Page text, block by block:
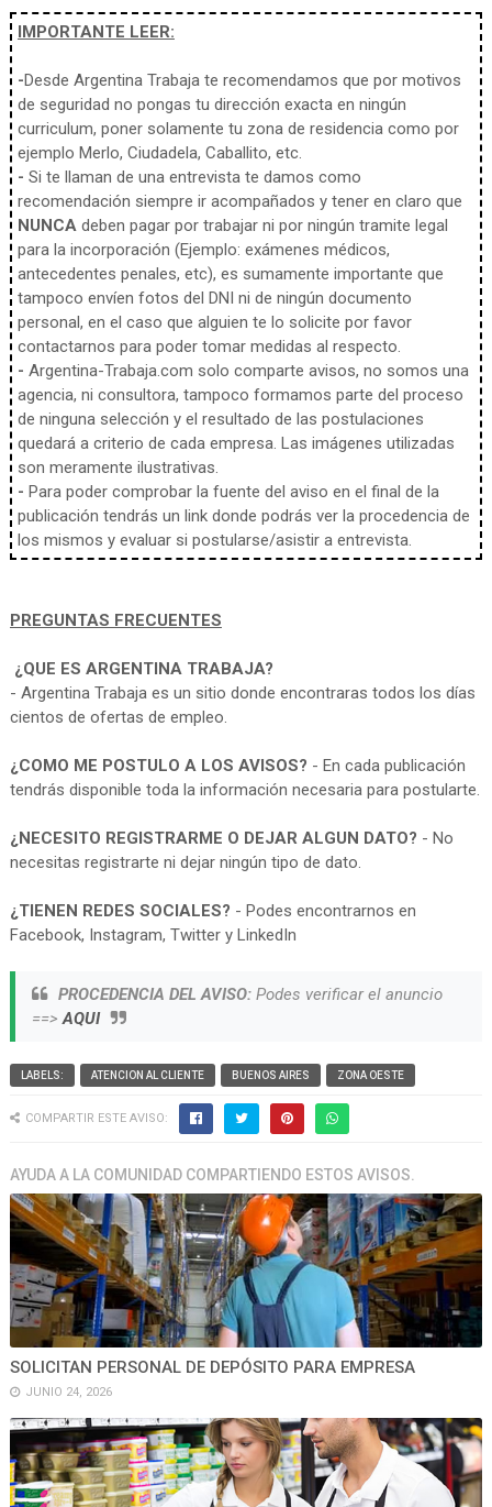
IMPORTANTE LEER:
-Desde Argentina Trabaja te recomendamos que por motivos
de seguridad no pongas tu dirección exacta en ningún
curriculum, poner solamente tu zona de residencia como por
ejemplo Merlo, Ciudadela, Caballito, etc.
- Si te llaman de una entrevista te damos como
recomendación siempre ir acompañados y tener en claro que
NUNCAdeben pagar por trabajar ni por ningún tramite legal
para la incorporación (Ejemplo: exámenes médicos,
antecedentes penales, etc), es sumamente importante que
tampoco envíen fotos del DNI ni de ningún documento
personal, en el caso que alguien te lo solicite por favor
contactarnos para poder tomar medidas al respecto.
- Argentina-Trabaja.com solo comparte avisos, no somos una
agencia, ni consultora, tampoco formamos parte del proceso
de ninguna selección y el resultado de las postulaciones
quedará a criterio de cada empresa. Las imágenes utilizadas
son meramente ilustrativas.
- Para poder comprobar la fuente del aviso en el final de la
publicación tendrás un link donde podrás ver la procedencia de
los mismos y evaluar si postularse/asistir a entrevista.
PREGUNTAS FRECUENTES
¿QUE ES ARGENTINA TRABAJA?
- Argentina Trabaja es un sitio donde encontraras todos los días
cientos de ofertas de empleo.
¿COMO ME POSTULO A LOS AVISOS? - En cada publicación
tendrás disponible toda la información necesaria para postularte.
¿NECESITO REGISTRARME O DEJAR ALGUN DATO? - No
necesitas registrarte ni dejar ningún tipo de dato.
¿TIENEN REDES SOCIALES? - Podes encontrarnos en
Facebook, Instagram, Twitter y LinkedIn
PROCEDENCIA DEL AVISO:Podes verificar el anuncio
==>AQUI
LABELS: ATENCION AL CLIENTE BUENOS AIRES ZONA OESTE
COMPARTIR ESTE AVISO:
AYUDA A LA COMUNIDAD COMPARTIENDO ESTOS AVISOS.
SOLICITAN PERSONAL DE DEPÓSITO PARA EMPRESA
JUNIO 24, 2026